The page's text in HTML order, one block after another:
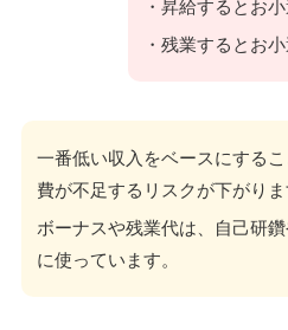
・昇給するとお
・残業するとお
一番低い収入をベースにする
費が不足するリスクが下がりま
ボーナスや残業代は、自己研
に使っています。